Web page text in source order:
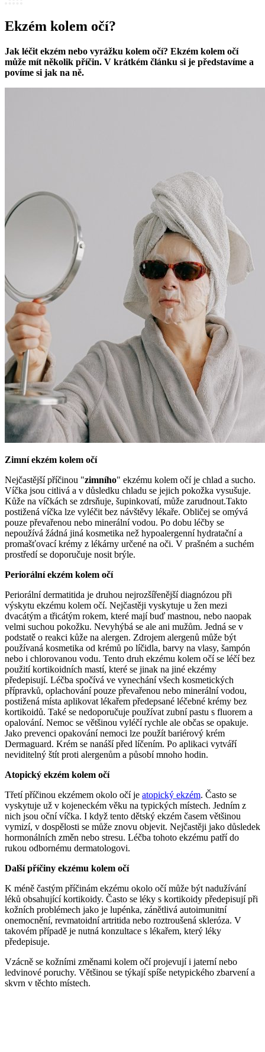
Ekzém kolem očí?
Jak léčit ekzém nebo vyrážku kolem očí? Ekzém kolem očí
může mít několik příčin. V krátkém článku si je představíme a
povíme si jak na ně.
Zimní ekzém kolem očí
Nejčastější příčinou "zimního" ekzému kolem očí je chlad a sucho.
Víčka jsou citlivá a v důsledku chladu se jejich pokožka vysušuje.
Kůže na víčkách se zdrsňuje, šupinkovatí, může zarudnout.Takto
postižená víčka lze vyléčit bez návštěvy lékaře. Obličej se omývá
pouze převařenou nebo minerální vodou. Po dobu léčby se
nepoužívá žádná jiná kosmetika než hypoalergenní hydratační a
promašťovací krémy z lékárny určené na oči. V prašném a suchém
prostředí se doporučuje nosit brýle.
Periorální ekzém kolem očí
Periorální dermatitida je druhou nejrozšířenější diagnózou při
výskytu ekzému kolem očí. Nejčastěji vyskytuje u žen mezi
dvacátým a třicátým rokem, které mají buď mastnou, nebo naopak
velmi suchou pokožku. Nevyhýbá se ale ani mužům. Jedná se v
podstatě o reakci kůže na alergen. Zdrojem alergenů může být
používaná kosmetika od krémů po líčidla, barvy na vlasy, šampón
nebo i chlorovanou vodu. Tento druh ekzému kolem očí se léčí bez
použití kortikoidních mastí, které se jinak na jiné ekzémy
předepisují. Léčba spočívá ve vynechání všech kosmetických
přípravků, oplachování pouze převařenou nebo minerální vodou,
postižená místa aplikovat lékařem předepsané léčebné krémy bez
kortikoidů. Také se nedoporučuje používat zubní pastu s fluorem a
opalování. Nemoc se většinou vyléčí rychle ale občas se opakuje.
Jako prevenci opakování nemoci lze použít bariérový krém
Dermaguard. Krém se nanáší před líčením. Po aplikaci vytváří
neviditelný štít proti alergenům a působí mnoho hodin.
Atopický ekzém kolem očí
Třetí příčinou ekzémem okolo očí je atopický ekzém. Často se
vyskytuje už v kojeneckém věku na typických místech. Jedním z
nich jsou oční víčka. I když tento dětský ekzém časem většinou
vymizí, v dospělosti se může znovu objevit. Nejčastěji jako důsledek
hormonálních změn nebo stresu. Léčba tohoto ekzému patří do
rukou odbornému dermatologovi.
Další příčiny ekzému kolem očí
K méně častým příčinám ekzému okolo očí může být nadužívání
léků obsahující kortikoidy. Často se léky s kortikoidy předepisují při
kožních problémech jako je lupénka, zánětlivá autoimunitní
onemocnění, revmatoidní artritida nebo roztroušená skleróza. V
takovém případě je nutná konzultace s lékařem, který léky
předepisuje.
Vzácně se kožními změnami kolem očí projevují i jaterní nebo
ledvinové poruchy. Většinou se týkají spíše netypického zbarvení a
skvrn v těchto místech.